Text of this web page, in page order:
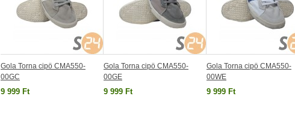
Gola Torna cipö CMA550-
00GC
9 999 Ft
Gola Torna cipö CMA550-
00GE
9 999 Ft
Gola Torna cipö CMA550-
00WE
9 999 Ft